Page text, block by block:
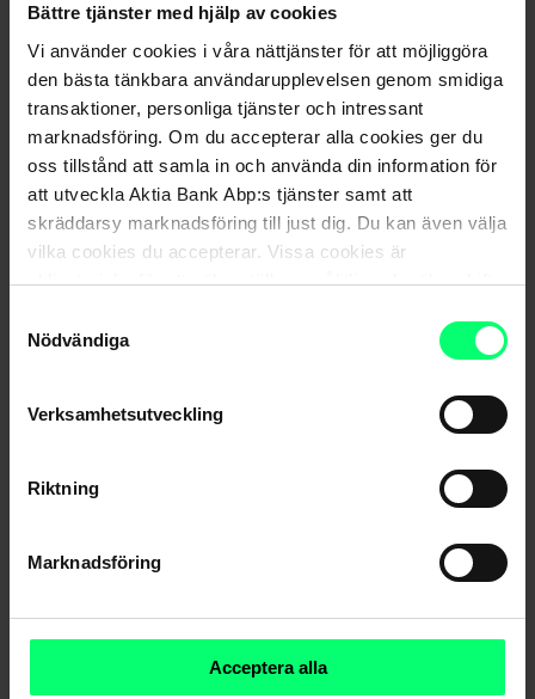
Bättre tjänster med hjälp av cookies
Vi använder cookies i våra nättjänster för att möjliggöra
den bästa tänkbara användarupplevelsen genom smidiga
transaktioner, personliga tjänster och intressant
marknadsföring. Om du accepterar alla cookies ger du
oss tillstånd att samla in och använda din information för
att utveckla Aktia Bank Abp:s tjänster samt att
skräddarsy marknadsföring till just dig. Du kan även välja
vilka cookies du accepterar. Vissa cookies är
obligatoriska för att säkerställa en pålitlig och säker drift
Nödvändiga
Verksamhetsutveckling
Riktning
Marknadsföring
Acceptera alla
kontanter också för att
betala tidigare inlösen.
Andelsägaren ger ett
inlösenuppdrag 31.12.2026
Inlösen gäller inlösendagen
31.12.2027. Utbetalningen
av medlen förutsätter att
fonden har tillräckligt med
kontanter också för att
betala tidigare inlösen.
Andelsägaren ger ett
Inlösen gäller inlösendagen
30.6.2028. Utbetalningen
av medlen förutsätter att
kontanter också för att
betala tidigare inlösen.